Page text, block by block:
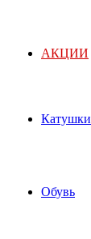
АКЦИИ
Катушки
Обувь